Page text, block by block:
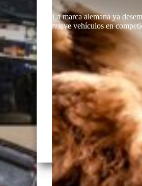
La marca alemana ya
nueve vehículos en